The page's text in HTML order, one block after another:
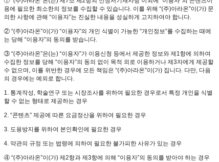
용에 필요한 최소한의 정보를 수집할 수 있습니다. 이를 위해 “(주)아라온”이(가) 문
의한 사항에 관해 “이용자”는 진실한 내용을 성실하게 고지하여야 합니다.
② “(주)아라온”이(가) “이용자”의 개인 식별이 가능한 “개인정보”를 수집하는 때에
는 당해 “이용자”의 동의를 받습니다.
③ “(주)아라온”은(는) “이용자”가 이용신청 등에서 제공한 정보와 제1항에 의하여
수집한 정보를 당해 “이용자”의 동의 없이 목적 외로 이용하거나 제3자에게 제공할
수 없으며, 이를 위반한 경우에 모든 책임은 “(주)아라온”이(가) 집니다. 다만, 다음
의 경우에는 예외로 합니다.
1. 통계작성, 학술연구 또는 시장조사를 위하여 필요한 경우로서 특정 개인을 식별
할 수 없는 형태로 제공하는 경우
2. “콘텐츠” 제공에 따른 요금정산을 위하여 필요한 경우
3. 도용방지를 위하여 본인확인에 필요한 경우
4. 약관의 규정 또는 법령에 의하여 필요한 불가피한 사유가 있는 경우
④ “(주)아라온”이(가) 제2항과 제3항에 의해 “이용자”의 동의를 받아야 하는 경우